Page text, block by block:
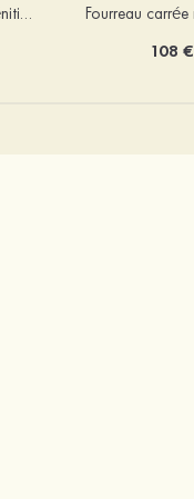
Robe trapèze col bénitier mousseline courte/mini robe de fête de la rentrée avec appliqué
108 €